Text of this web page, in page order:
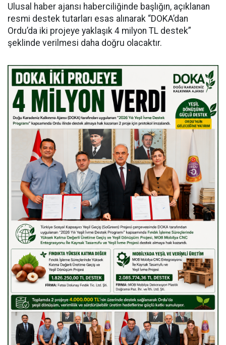
Ulusal haber ajansı haberciliğinde başlığın, açıklanan
resmi destek tutarları esas alınarak “DOKA’dan
Ordu’da iki projeye yaklaşık 4 milyon TL destek”
şeklinde verilmesi daha doğru olacaktır.